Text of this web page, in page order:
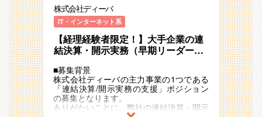
段階的に関われる仕組みを実現しており、
対応できる範囲を徐々に広げていくことが
できます。同社のノウハウを活用した、業
務改善や効率化の提案などの業務にも関与
いただければと思います。
また、職場には公認会計士や税理士をはじ
ごとがあればフォローを受けることもでき
ます。
※業務は、基本的に同社オフィス内(新宿)
に持ち帰って遂行しています。
様のために幅広く業務改善提案を行うこと
ができます。
〇安定した成長率（安定基盤）の環境で
す。
同社は毎年20～25％以上の成長を続けて
ソーシングサービスが堅調に事業成長でき
ており、2017年に売上10億円・従業員数
100名のラインを超え、2018年度：売上
13億円、2019年度：売上16億円、2020年
度：売上20億円、2021年度：売上25億円
①決算開示の実務（決算期）
これまでのご経験を活かせる業務からお任
せし、徐々に難易度や業務の幅を広げてい
ただきます。
ご自身次第で早期に新しい・難しい業務に
挑戦していただける環境です。
・子会社のデータ収集
・海外子会社/単体/連結決算処理
・連結精算表作成
・開示資料(有価証券報告書、決算短信)の
作成
ちを解消することができます！
・"大手企業かつ一連"の連結決算業務に携
われる
・複数社の連結経験から多角的な視点を習
得できる
・会計知識を活かしてお客様や社会に貢献
できる
（お客様からの「感謝」を貰う機会が多い
環境）
・プロジェクトやポジションが豊富なた
め、早期に上流業務やマネジメントに挑戦
株式会社ディーバ
IT・インターネット系
【経理経験者限定！】大手企業の連
結決算・開示実務（早期リーダー候
／事業成長率20％／メリハリある働
き方
■募集背景
株式会社ディーバの主力事業の1つである
「連結決算/開示実務の支援」ポジション
の募集となります。
ありがたいことに、弊社の連結決算・開示